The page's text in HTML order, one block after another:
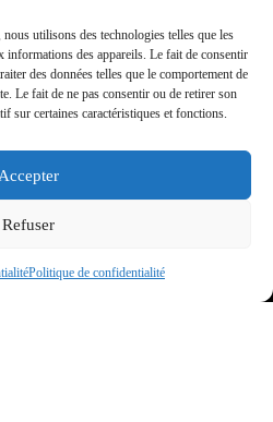
utilisons des technologies telles que les
informations des appareils. Le fait de consentir
des données telles que le comportement de
Le fait de ne pas consentir ou de retirer son
sur certaines caractéristiques et fonctions.
Accepter
Refuser
Politique de confidentialité
confidentialité